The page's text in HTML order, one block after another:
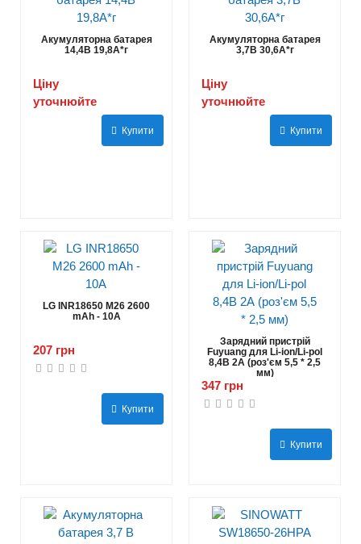
Акумуляторна батарея
14,4В 19,8A*г
Ціну
уточнюйте
Купити
Акумуляторна батарея
3,7В 30,6А*г
Ціну
уточнюйте
Купити
LG INR18650 M26 2600
mAh - 10А
207 грн
Купити
Зарядний пристрій
Fuyuang для Li-ion/Li-pol
8,4В 2А (роз'єм 5,5 * 2,5
мм)
347 грн
Купити